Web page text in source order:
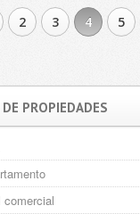
2 3 4 5
PROPIEDADES
comercial